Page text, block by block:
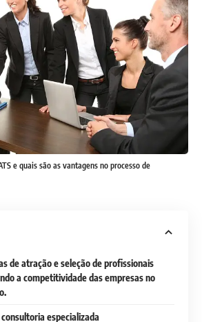
e quais são as vantagens no processo de
de atração e seleção de profissionais
a competitividade das empresas no
especializada